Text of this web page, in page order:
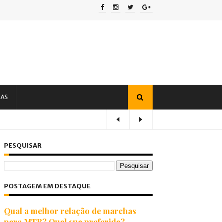
PESQUISAR
POSTAGEM EM DESTAQUE
Qual a melhor relação de marchas